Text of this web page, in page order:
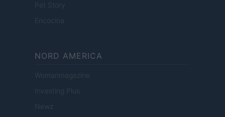
Pet Story
Encocina
NORD AMERICA
Womanmagazine
Investing Plus
Newz